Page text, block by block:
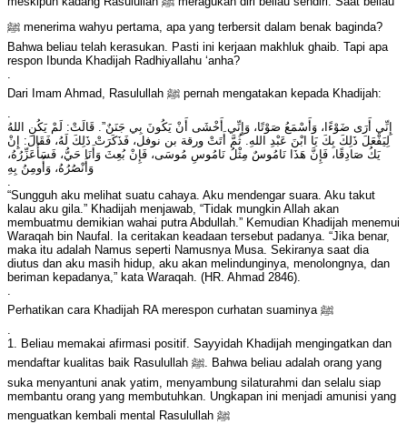
ﷺ menerima wahyu pertama, apa yang terbersit dalam benak baginda?
Bahwa beliau telah kerasukan. Pasti ini kerjaan makhluk ghaib. Tapi apa
respon Ibunda Khadijah Radhiyallahu ‘anha?
.
Dari Imam Ahmad, Rasulullah ﷺ pernah mengatakan kepada Khadijah:
.
لِيَفْعَلَ ذَلِكَ بِكَ يَا ابْنَ عَبْدِ اللهِ. ثُمَّ أَتَتْ ورقة بن نوفل، فَذَكَرَتْ ذَلِكَ لَهُ، فَقَالَ: إِنْ
يَكُ صَادِقًا، فَإِنَّ هَذَا نَامُوسٌ مِثْلُ نَامُوسِ مُوسَى، فَإِنْ بُعِثَ وَأَنَا حَيُّ، فَسَأُعَزِّرُهُ،
وَأَنْصُرُهُ، وَأُومِنُ بِهِ
.
“Sungguh aku melihat suatu cahaya. Aku mendengar suara. Aku takut
kalau aku gila.” Khadijah menjawab, “Tidak mungkin Allah akan
membuatmu demikian wahai putra Abdullah.” Kemudian Khadijah menemui
Waraqah bin Naufal. Ia ceritakan keadaan tersebut padanya. “Jika benar,
maka itu adalah Namus seperti Namusnya Musa. Sekiranya saat dia
diutus dan aku masih hidup, aku akan melindunginya, menolongnya, dan
beriman kepadanya,” kata Waraqah. (HR. Ahmad 2846).
.
Perhatikan cara Khadijah RA merespon curhatan suaminya ﷺ
.
1. Beliau memakai afirmasi positif. Sayyidah Khadijah mengingatkan dan
mendaftar kualitas baik Rasulullah ﷺ. Bahwa beliau adalah orang yang
suka menyantuni anak yatim, menyambung silaturahmi dan selalu siap
membantu orang yang membutuhkan. Ungkapan ini menjadi amunisi yang
menguatkan kembali mental Rasulullah ﷺ